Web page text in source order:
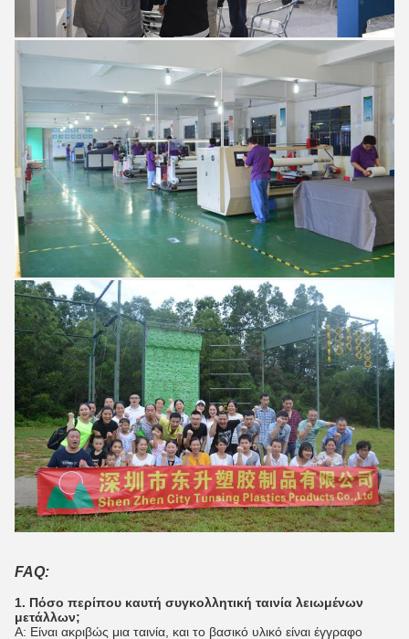
FAQ:
1. Πόσο περίπου καυτή συγκολλητική ταινία λειωμένων
μετάλλων;
Α: Είναι ακριβώς μια ταινία, και το βασικό υλικό είναι έγγραφο